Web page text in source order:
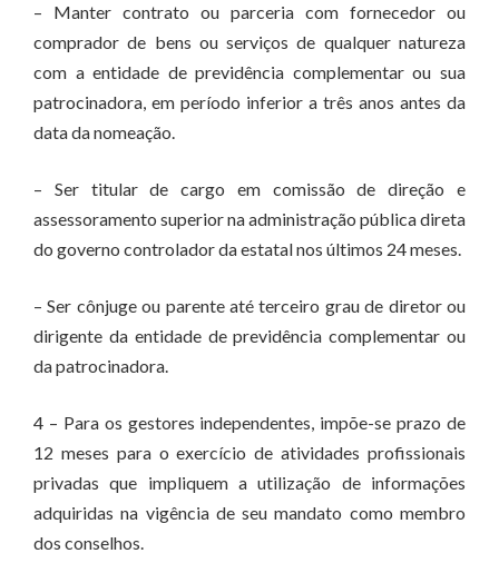
– Manter contrato ou parceria com fornecedor ou
comprador de bens ou serviços de qualquer natureza
com a entidade de previdência complementar ou sua
patrocinadora, em período inferior a três anos antes da
data da nomeação.
– Ser titular de cargo em comissão de direção e
assessoramento superior na administração pública direta
do governo controlador da estatal nos últimos 24 meses.
– Ser cônjuge ou parente até terceiro grau de diretor ou
dirigente da entidade de previdência complementar ou
da patrocinadora.
4 – Para os gestores independentes, impõe-se prazo de
12 meses para o exercício de atividades profissionais
privadas que impliquem a utilização de informações
adquiridas na vigência de seu mandato como membro
dos conselhos.